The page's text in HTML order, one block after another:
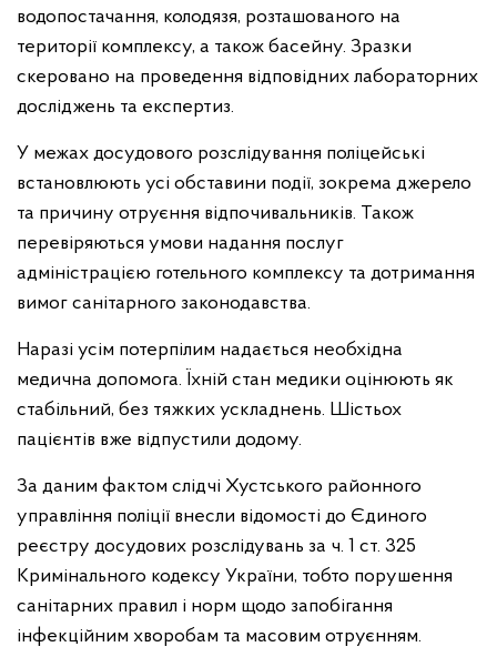
водопостачання, колодязя, розташованого на
території комплексу, а також басейну. Зразки
скеровано на проведення відповідних лабораторних
досліджень та експертиз.
У межах досудового розслідування поліцейські
встановлюють усі обставини події, зокрема джерело
та причину отруєння відпочивальників. Також
перевіряються умови надання послуг
адміністрацією готельного комплексу та дотримання
вимог санітарного законодавства.
Наразі усім потерпілим надається необхідна
медична допомога. Їхній стан медики оцінюють як
стабільний, без тяжких ускладнень. Шістьох
пацієнтів вже відпустили додому.
За даним фактом слідчі Хустського районного
управління поліції внесли відомості до Єдиного
реєстру досудових розслідувань за ч. 1 ст. 325
Кримінального кодексу України, тобто порушення
санітарних правил і норм щодо запобігання
інфекційним хворобам та масовим отруєнням.